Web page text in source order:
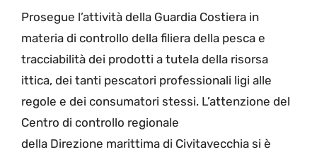
Prosegue l’attività della Guardia Costiera in
materia di controllo della filiera della pesca e
tracciabilità dei prodotti a tutela della risorsa
ittica, dei tanti pescatori professionali ligi alle
regole e dei consumatori stessi. L’attenzione del
Centro di controllo regionale
della Direzione marittima di Civitavecchia si è